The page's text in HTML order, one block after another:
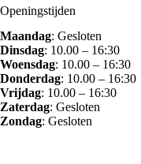
Openingstijden
Maandag: Gesloten
Dinsdag: 10.00 – 16:30
Woensdag: 10.00 – 16:30
Donderdag: 10.00 – 16:30
Vrijdag: 10.00 – 16:30
Zaterdag: Gesloten
Zondag: Gesloten